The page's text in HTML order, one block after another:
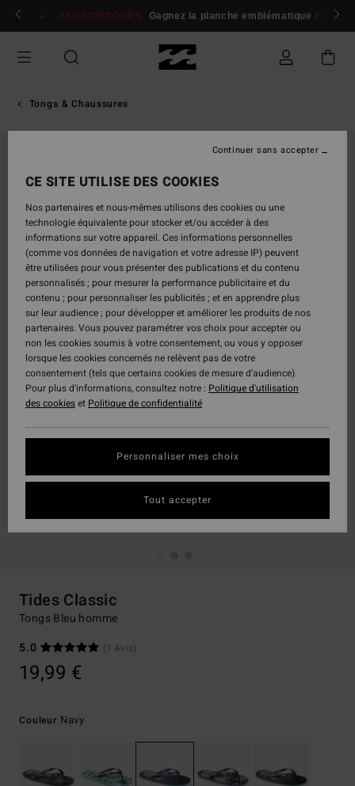
Passer
Se connecter / s'inscrire
JEU CONCOURS Gagnez la planche emblématique d'Andy
Tongs & Chaussures
Tides Classic
Tongs Bleu homme
5.0
(1 Avis)
19,99 €
Couleur Navy
CE SITE UTILISE DES COOKIES
Nos partenaires et nous-mêmes utilisons des cookies ou une
technologie équivalente pour stocker et/ou accéder à des
informations sur votre appareil. Ces informations personnelles
(comme vos données de navigation et votre adresse IP) peuvent
être utilisées pour vous présenter des publications et du contenu
personnalisés ; pour mesurer la performance publicitaire et du
contenu ; pour personnaliser les publicités ; et en apprendre plus
sur leur audience ; pour développer et améliorer les produits de nos
partenaires. Vous pouvez paramétrer vos choix pour accepter ou
non les cookies soumis à votre consentement, ou vous y opposer
lorsque les cookies concernés ne relèvent pas de votre
consentement (tels que certains cookies de mesure d’audience).
Pour plus d'informations, consultez notre : Politique d'utilisation
des cookieset Politique de confidentialité
Personnaliser mes choix
Continuer sans accepter
Tout accepter